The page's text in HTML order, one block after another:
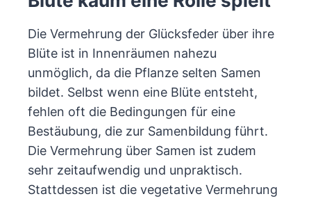
Die Vermehrung der Glücksfeder über ihre
Blüte ist in Innenräumen nahezu
unmöglich, da die Pflanze selten Samen
bildet. Selbst wenn eine Blüte entsteht,
fehlen oft die Bedingungen für eine
Bestäubung, die zur Samenbildung führt.
Die Vermehrung über Samen ist zudem
sehr zeitaufwendig und unpraktisch.
Stattdessen ist die vegetative Vermehrung